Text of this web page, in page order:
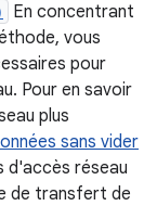
En concentrant
vous
pour
Pour en savoir
plus
sans vider
d'accès réseau
de transfert de